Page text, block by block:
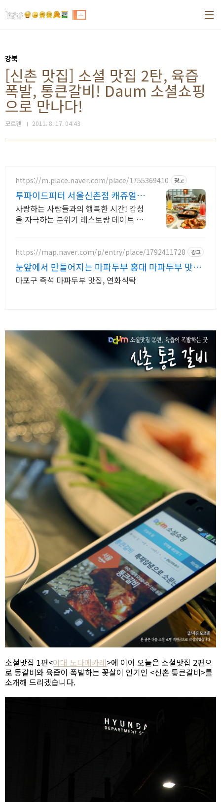
강북
[신촌 맛집] 소셜 맛집 2탄, 육즙
폭발, 통큰갈비! Daum 소셜쇼핑
으로 만나다!
모르겐 2011. 8. 17. 04:43
https://m.place.naver.com/place/1755369410 광고
투파이드피터 서울신촌점 캐쥬얼
다이닝 레스토랑
사랑하는 사람들과의 행복한 시간! 감성
을 자극하는 분위기 레스토랑 데이트 맛
https://map.naver.com/p/entry/place/1792411728 광고
눈앞에서 만들어지는 마파두부 홍대 마파두부 맛집
연화식탁
마포구 즉석 마파두부 맛집, 연화식탁
소셜맛집 1편<이대 노다메카레>에 이어 오늘은 소셜맛집 2편으
로 등갈비와 육즙이 폭발하는 꽃살이 인기인 <신촌 통큰갈비>를
소개해 드리겠습니다.